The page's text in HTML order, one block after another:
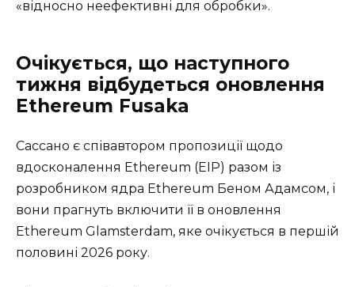
«відносно неефективні для обробки».
Очікується, що наступного
тижня відбудеться оновлення
Ethereum Fusaka
Сассано є співавтором пропозиції щодо
вдосконалення Ethereum (EIP) разом із
розробником ядра Ethereum Беном Адамсом, і
вони прагнуть включити її в оновлення
Ethereum Glamsterdam, яке очікується в першій
половині 2026 року.